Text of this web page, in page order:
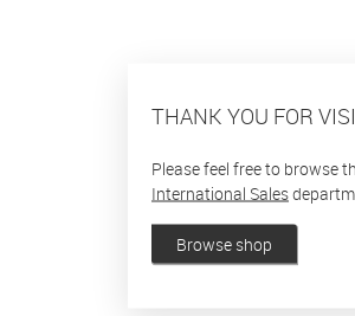
THANK YOU FOR
Please feel free to browse
International Sales
Browse shop